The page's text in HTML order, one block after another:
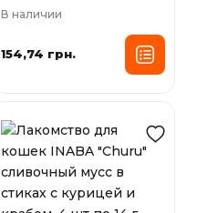
В наличии
154,74 грн.